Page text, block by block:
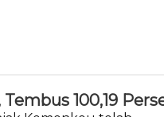
100,19